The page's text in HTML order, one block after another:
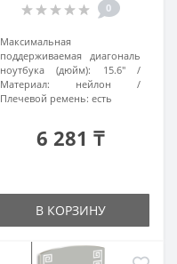
0
Максимальная
поддерживаемая диагональ
ноутбука (дюйм):
15.6"
Материал:
нейлон
Плечевой ремень: есть
6 281 ₸
В КОРЗИНУ